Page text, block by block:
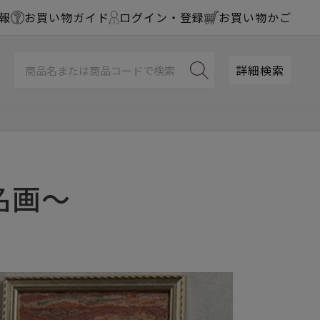
お買い物ガイド ログイン・登録 お買い物かご
詳細検索
画～